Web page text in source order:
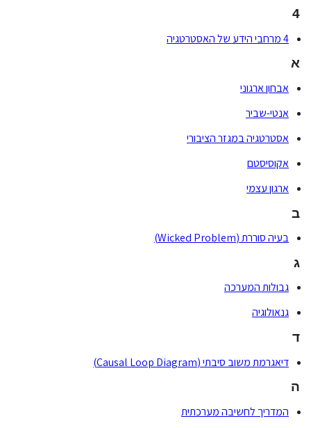
4
4 מרחבי הידע של האסטרטגיה
א
אבחון ארגוני
אנטי-שביר
אסטרטגיה במגזר הציבורי
אקוסיסטם
ארגון עצמי
ב
בעיה סוררת (Wicked Problem)
ג
גבולות המערכה
גנאולוגיה
ד
דיאגרמת משוב סיבתי (Causal Loop Diagram)
ה
המדריך לחשיבה מערכתית